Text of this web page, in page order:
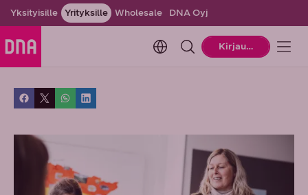
Yksityisille Yrityksille Wholesale DNA Oyj
Change language. Current
Kirjaudu